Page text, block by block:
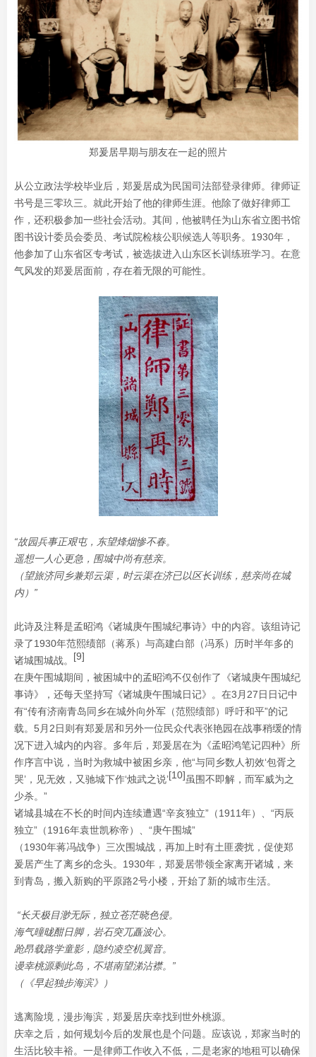
郑爰居早期与朋友在一起的照片
从公立政法学校毕业后，郑爰居成为民国司法部登录律师。律师证
书号是三零玖三。就此开始了他的律师生涯。他除了做好律师工
作，还积极参加一些社会活动。其间，他被聘任为山东省立图书馆
图书设计委员会委员、考试院检核公职候选人等职务。1930年，
他参加了山东省区专考试，被选拔进入山东区长训练班学习。在意
气风发的郑爰居面前，存在着无限的可能性。
“故园兵事正艰屯，东望烽烟惨不春。
遥想一人心更急，围城中尚有慈亲。
（望旅济同乡兼郑云渠，时云渠在济已以区长训练，慈亲尚在城
内）”
此诗及注释是孟昭鸿《诸城庚午围城纪事诗》中的内容。该组诗记
录了1930年范熙绩部（蒋系）与高建白部（冯系）历时半年多的
诸城围城战。 [9]
在庚午围城期间，被困城中的孟昭鸿不仅创作了《诸城庚午围城纪
事诗》，还每天坚持写《诸城庚午围城日记》。在3月27日日记中
有“传有济南青岛同乡在城外向外军（范熙绩部）呼吁和平”的记
载。5月2日则有郑爰居和另外一位民众代表张艳园在战事稍缓的情
况下进入城内的内容。多年后，郑爰居在为《孟昭鸿笔记四种》所
作序言中说，当时为救城中被困乡亲，他“与同乡数人初效‘包胥之
哭’，见无效，又驰城下作‘烛武之说’[10]虽围不即解，而军威为之
少杀。”
诸城县城在不长的时间内连续遭遇“辛亥独立”（1911年）、“丙辰
独立”（1916年袁世凯称帝）、“庚午围城”
（1930年蒋冯战争）三次围城战，再加上时有土匪袭扰，促使郑
爰居产生了离乡的念头。1930年，郑爰居带领全家离开诸城，来
到青岛，搬入新购的平原路2号小楼，开始了新的城市生活。
“长天极目渺无际，独立苍茫晓色侵。
海气曈昽酣日脚，岩石突兀矗波心。
跄昂载路学童影，隐约凌空机翼音。
谩幸桃源剩此岛，不堪南望涕沾襟。”
（ 《早起独步海滨》）
逃离险境，漫步海滨，郑爰居庆幸找到世外桃源。
庆幸之后，如何规划今后的发展也是个问题。应该说，郑家当时的
生活比较丰裕。一是律师工作收入不低，二是老家的地租可以确保